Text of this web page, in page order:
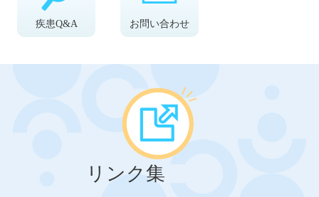
疾患Q&A お問い合わせ
リンク集